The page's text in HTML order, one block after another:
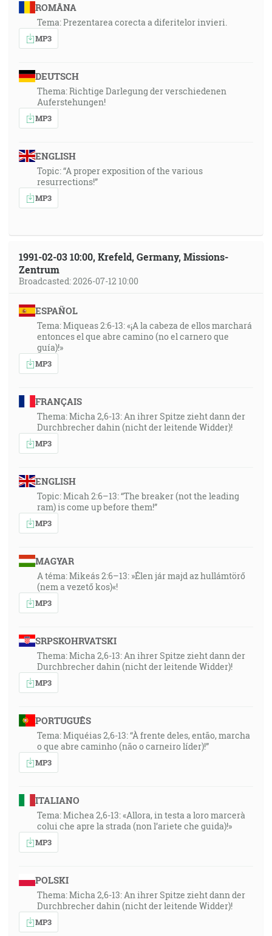
ROMÂNA
Tema: Prezentarea corecta a diferitelor invieri.
MP3
DEUTSCH
Thema: Richtige Darlegung der verschiedenen
Auferstehungen!
MP3
ENGLISH
Topic: “A proper exposition of the various
resurrections!”
MP3
1991-02-03 10:00, Krefeld, Germany, Missions-
Zentrum
Broadcasted: 2026-07-12 10:00
ESPAÑOL
Tema: Miqueas 2:6-13: «¡A la cabeza de ellos marchará
entonces el que abre camino (no el carnero que
guía)!»
MP3
FRANÇAIS
Thema: Micha 2,6-13: An ihrer Spitze zieht dann der
Durchbrecher dahin (nicht der leitende Widder)!
MP3
ENGLISH
Topic: Micah 2:6–13: “The breaker (not the leading
ram) is come up before them!”
MP3
MAGYAR
A téma: Mikeás 2:6–13: »Élen jár majd az hullámtörő
(nem a vezető kos)«!
MP3
SRPSKOHRVATSKI
Thema: Micha 2,6-13: An ihrer Spitze zieht dann der
Durchbrecher dahin (nicht der leitende Widder)!
MP3
PORTUGUÊS
Tema: Miquéias 2,6-13: “À frente deles, então, marcha
o que abre caminho (não o carneiro líder)!”
MP3
ITALIANO
Tema: Michea 2,6-13: «Allora, in testa a loro marcerà
colui che apre la strada (non l’ariete che guida)!»
MP3
POLSKI
Thema: Micha 2,6-13: An ihrer Spitze zieht dann der
Durchbrecher dahin (nicht der leitende Widder)!
MP3